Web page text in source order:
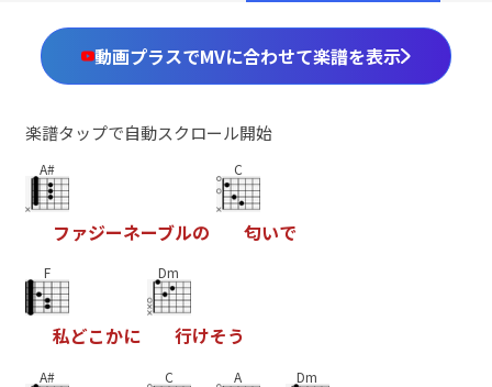
動画プラスでMVに合わせて楽譜を表示
楽譜タップで自動スクロール開始
A#
フ ァジーネーブルの
C
匂いで
F
私どこかに
Dm
行けそう
A# C A Dm